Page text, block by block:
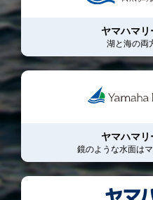
ヤマハマリ
湖と海の両
ヤマハマリ
鏡のような水面は